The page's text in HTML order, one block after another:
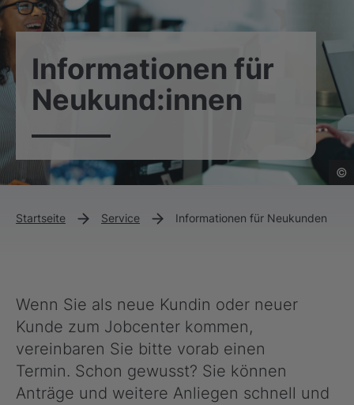
Informationen für
Neukund:innen
©
Startseite Service Informationen für Neukunden
Wenn Sie als neue Kundin oder neuer
Kunde zum Jobcenter kommen,
vereinbaren Sie bitte vorab einen
Termin. Schon gewusst? Sie können
Anträge und weitere Anliegen schnell und